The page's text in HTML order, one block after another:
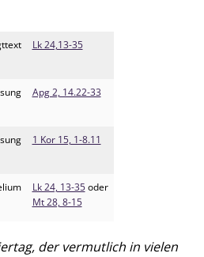
Lk 24,13-35
Apg 2, 14.22-33
1 Kor 15, 1-8.11
Lk 24, 13-35oder
Mt 28, 8-15
der vermutlich in vielen